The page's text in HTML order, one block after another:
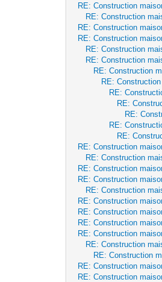
RE: Construction
RE: Construction
RE: Construction
RE: Construction
RE: Construction
RE: Construction
RE: Construction
RE:
RE:
RE:
RE:
RE:
RE:
RE: Construction
RE: Construction
RE: Construction
RE: Construction
RE: Construction
RE: Construction
RE: Construction
RE: Construction
RE: Construction
RE: Construction
RE: Construction
RE: Construction
RE: Construction